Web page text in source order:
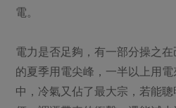
電。
電力是否足夠，有一部分操之
的夏季用電尖峰，一半以上用
中，冷氣又佔了最大宗，若能